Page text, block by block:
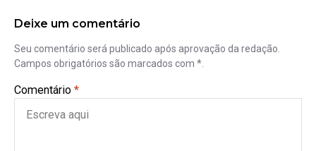
Deixe um comentário
Seu comentário será publicado após aprovação da redação.
Campos obrigatórios são marcados com *.
Comentário *